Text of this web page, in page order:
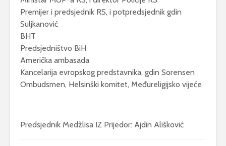
Premijer i predsjednik RS, i potpredsjednik gdin
Suljkanović
BHT
Predsjedništvo BiH
Američka ambasada
Kancelarija evropskog predstavnika, gdin Sorensen
Ombudsmen, Helsinški komitet, Međureligijsko vijeće
Predsjednik Medžlisa IZ Prijedor: Ajdin Ališković